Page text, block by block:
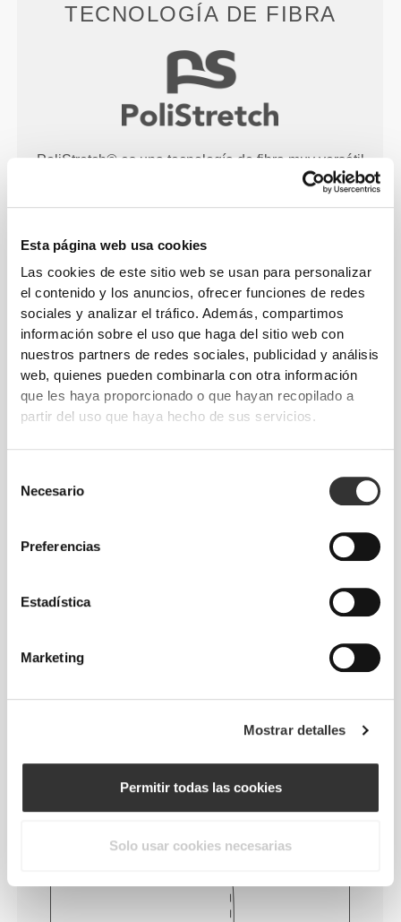
Esta página web usa cookies
Las cookies de este sitio web se usan para personalizar
el contenido y los anuncios, ofrecer funciones de redes
sociales y analizar el tráfico. Además, compartimos
información sobre el uso que haga del sitio web con
nuestros partners de redes sociales, publicidad y análisis
web, quienes pueden combinarla con otra información
que les haya proporcionado o que hayan recopilado a
partir del uso que haya hecho de sus servicios.
Necesario
Preferencias
Estadística
Marketing
Mostrar detalles
Permitir todas las cookies
Solo usar cookies necesarias
TECNOLOGÍA DE FIBRA
PoliStretch© es una tecnología de fibra muy versátil
desarrollada por nosotros mismos en laboratorio.
sujeción y la comodidad. PoliStretch© te mantiene
seco, fresco y no limita tus movimientos.
NUESTRA ETIQUETA ES TU
COMODIDAD
toque final marca toda la diferencia: ¡una gama sin
costuras! Confeccionada sin etiquetas cosidas para